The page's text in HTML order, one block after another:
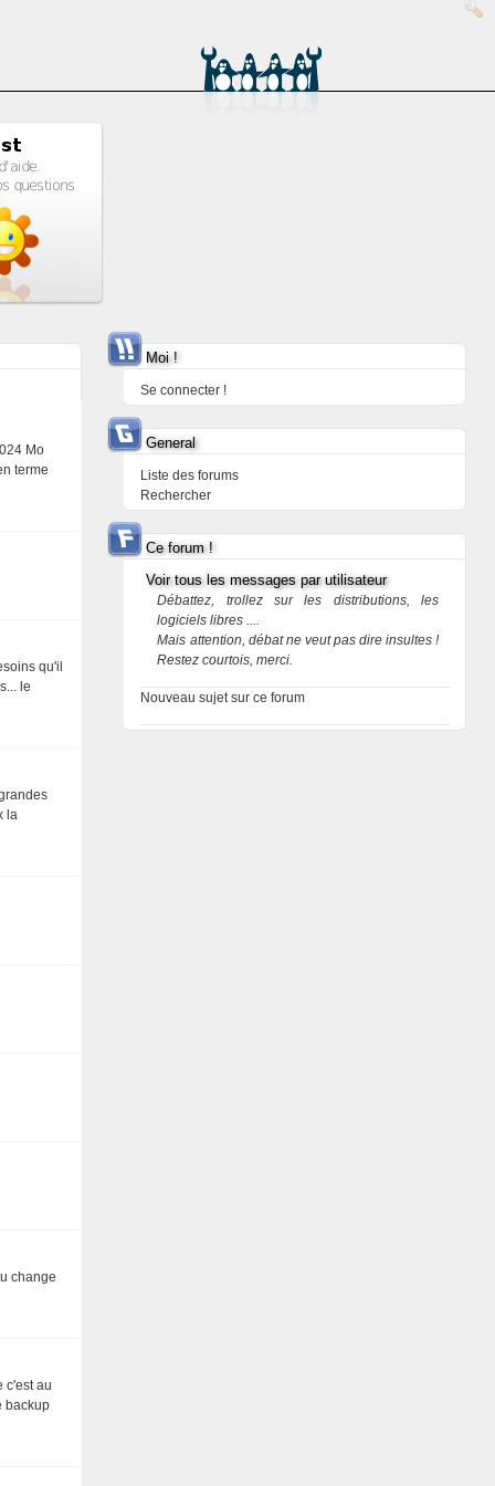
Mo
terme
qu'il
le
la
change
c'est au
backup
Moi !
Se connecter !
General
Liste des forums
Rechercher
Ce forum !
Voir tous les messages par utilisateur
Débattez, trollez sur les distributions, les
logiciels libres ....
Mais attention, débat ne veut pas dire insultes !
Restez courtois, merci.
Nouveau sujet sur ce forum